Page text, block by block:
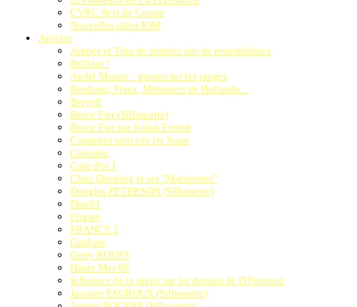
CVRC Avis de Course
Nouvelles idées IOM
Articles
Arpege et Tina de simples airs de ressemblance
Brillant !
André Mauric : propos sur les jauges
Breskens, Franz, Mémoires de Hollande...
Breyell
Bruce Farr (Silhouette)
Bruce Farr par Julian Everitt
Comment sont nés les Swan
Coriolan
Cote d'or 1
Chris Dunning et ses "Marionette"
Douglas PETERSON (Silhouette)
Drac01
Frigate
FRANCE 2
Ganbare
Gerry ROUFS
Haute Mer 69
Influence de la jauge sur les dessins de D.Peterson
Jacques FAUROUX (Silhouette)